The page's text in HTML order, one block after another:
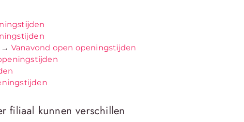
→ Vanavond open openingstijden
filiaal kunnen verschillen